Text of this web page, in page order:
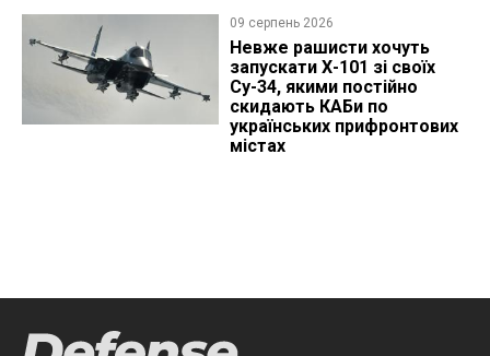
09 серпень 2026
Невже рашисти хочуть
запускати Х-101 зі своїх
Су-34, якими постійно
скидають КАБи по
українських прифронтових
містах